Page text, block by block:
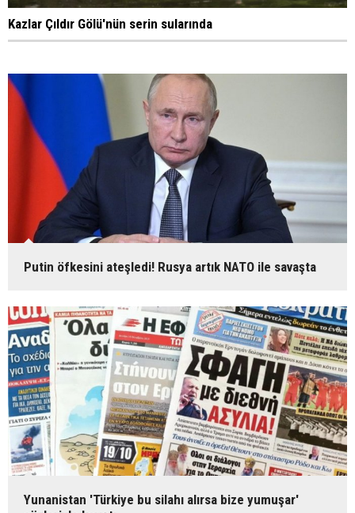
Kazlar Çıldır Gölü'nün serin sularında
Putin öfkesini ateşledi! Rusya artık NATO ile savaşta
Yunanistan 'Türkiye bu silahı alırsa bize yumuşar'